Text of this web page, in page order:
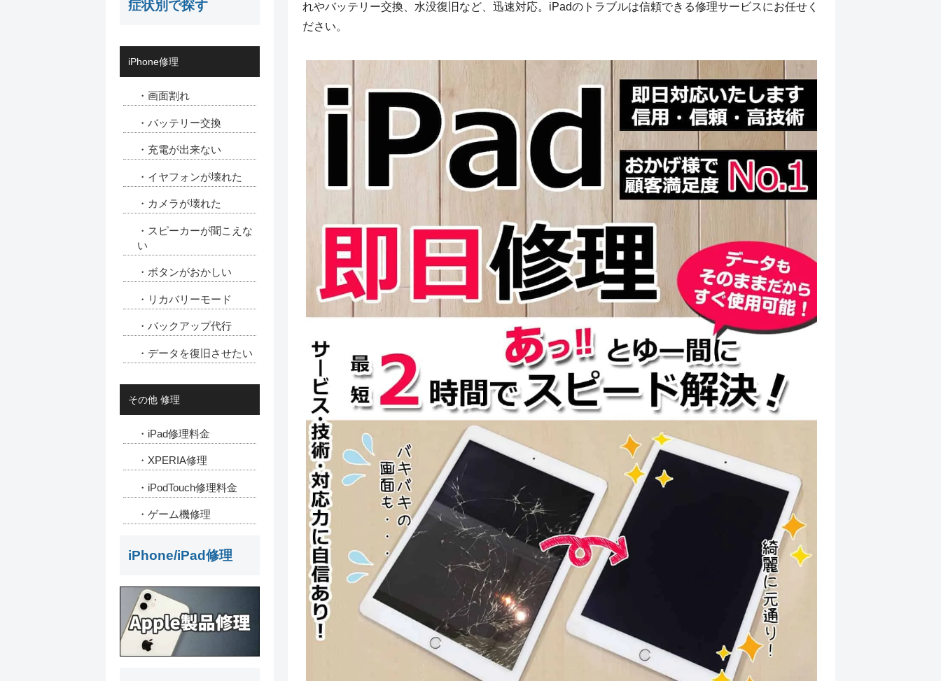
れやバッテリー交換、水没復旧など、迅速対応。iPadのトラブルは信頼できる修理サービスにお任せく
ださい。
症状別で探す
iPhone修理
・画面割れ
・バッテリー交換
・充電が出来ない
・イヤフォンが壊れた
・カメラが壊れた
・スピーカーが聞こえな
い
・ボタンがおかしい
・リカバリーモード
・バックアップ代行
・データを復旧させたい
その他 修理
・iPad修理料金
・XPERIA修理
・iPodTouch修理料金
・ゲーム機修理
iPhone/iPad修理